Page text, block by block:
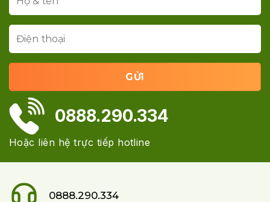
0888.290.334
Hoặc liên hệ trực tiếp hotline
0888.290.334